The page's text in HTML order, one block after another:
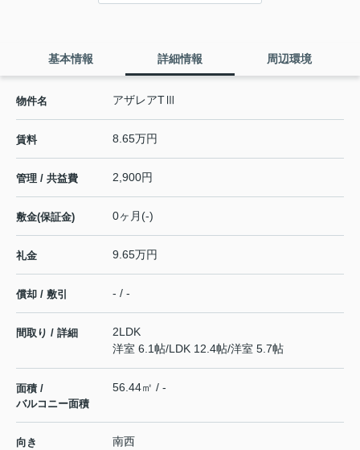
基本情報 詳細情報 周辺環境
物件名 アザレアTⅢ
賃料 8.65万円
管理 / 共益費 2,900円
敷金(保証金) 0ヶ月(-)
礼金 9.65万円
償却 / 敷引 - / -
間取り / 詳細
2LDK
洋室 6.1帖/LDK 12.4帖/洋室 5.7帖
面積 /
バルコニー面積
56.44㎡ / -
向き 南西